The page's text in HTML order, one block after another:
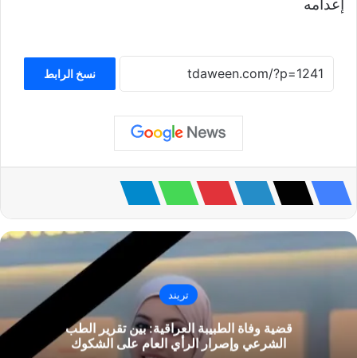
إعدامه
نسخ الرابط
تريند
قضية وفاة الطبيبة العراقية: بين تقرير الطب
الشرعي وإصرار الرأي العام على الشكوك